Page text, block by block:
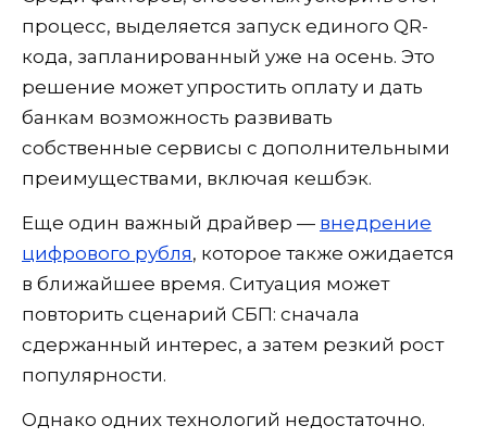
процесс, выделяется запуск единого QR-
кода, запланированный уже на осень. Это
решение может упростить оплату и дать
банкам возможность развивать
собственные сервисы с дополнительными
преимуществами, включая кешбэк.
Еще один важный драйвер — внедрение
цифрового рубля, которое также ожидается
в ближайшее время. Ситуация может
повторить сценарий СБП: сначала
сдержанный интерес, а затем резкий рост
популярности.
Однако одних технологий недостаточно.